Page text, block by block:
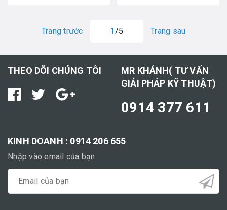
Trang trước 1 /5 Trang sau
THEO DÕI CHÚNG TÔI
MR KHÁNH( TƯ VẤN
GIẢI PHÁP KỸ THUẬT)
0914 377 611
KINH DOANH : 0914 206 655
Nhập vào email của bạn